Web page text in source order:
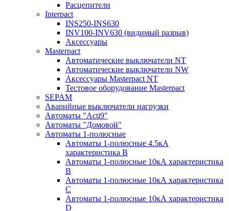
Расцепители
Interpact
INS250-INS630
INV100-INV630 (видимый разрыв)
Аксессуары
Masterpact
Автоматические выключатели NT
Автоматические выключатели NW
Аксессуары Masterpact NT
Тестовое оборудование Masterpact
SEPAM
Аварийные выключатели нагрузки
Автоматы "Acti9"
Автоматы "Домовой"
Автоматы 1-полюсные
Автоматы 1-полюсные 4.5кА
характеристика В
Автоматы 1-полюсные 10кА характеристика
B
Автоматы 1-полюсные 10кА характеристика
C
Автоматы 1-полюсные 10кА характеристика
D